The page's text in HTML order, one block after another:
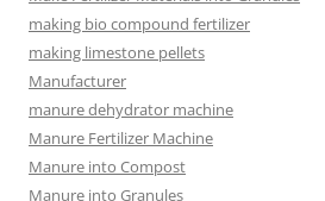
making bio compound fertilizer
making limestone pellets
Manufacturer
manure dehydrator machine
Manure Fertilizer Machine
Manure into Compost
Manure into Granules